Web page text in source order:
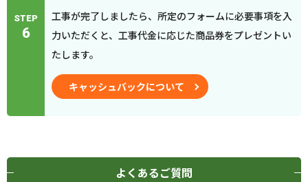
STEP
6
工事が完了しましたら、所定のフォームに必要事項を入
力いただくと、工事代金に応じた商品券をプレゼントい
たします。
キャッシュバックについて
よくあるご質問